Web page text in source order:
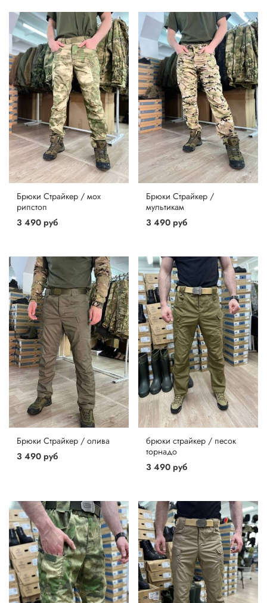
Брюки Страйкер / мох
рипстоп
3 490 руб
Брюки Страйкер /
мультикам
3 490 руб
Брюки Страйкер / олива
3 490 руб
брюки страйкер / песок
торнадо
3 490 руб